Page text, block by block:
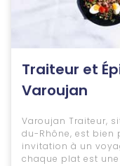
Traiteur et
Varoujan
Varoujan Traiteur,
du-Rhône, est bien
invitation à un
chaque plat est